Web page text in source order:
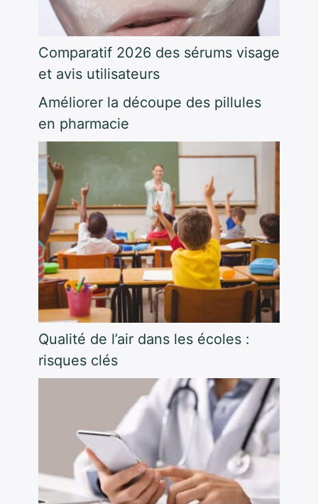
Comparatif 2026 des sérums visage
et avis utilisateurs
Améliorer la découpe des pillules
en pharmacie
Qualité de l’air dans les écoles :
risques clés